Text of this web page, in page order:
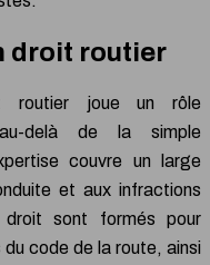
droit routier
routier joue un rôle
au-delà de la simple
couvre un large
et aux infractions
droit sont formés pour
code de la route, ainsi